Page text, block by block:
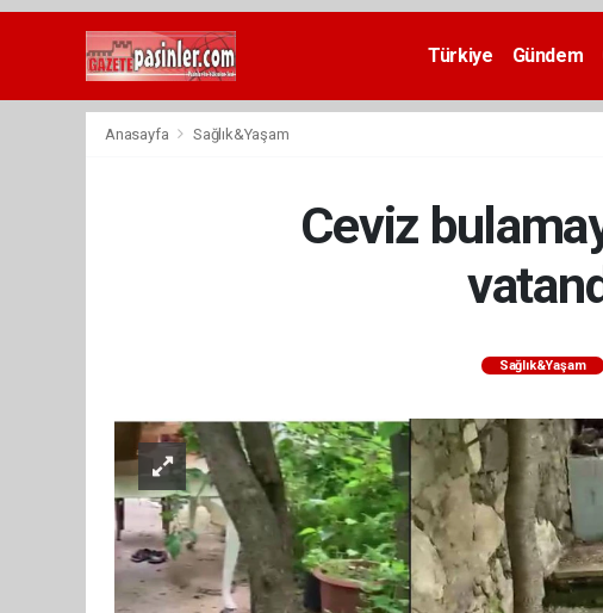
Deneme
Türkiye Gündem
Anasayfa Sağlık&Yaşam
Ceviz
Sağlık&Yaşam